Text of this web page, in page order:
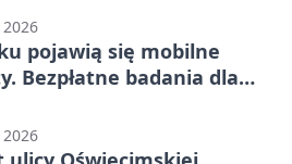
pojawią się mobilne
Bezpłatne badania dla